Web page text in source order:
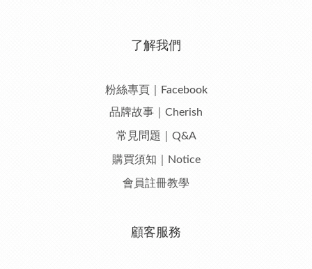
了解我們
粉絲專頁｜Facebook
品牌故事｜Cherish
常見問題｜Q&A
購買須知｜Notice
會員註冊教學
顧客服務